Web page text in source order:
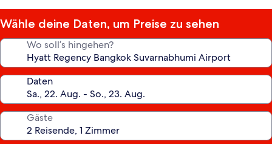
Wähle deine Daten, um Preise zu sehen
Wo soll’s hingehen?
Daten
Gäste